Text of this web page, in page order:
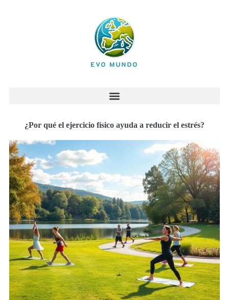
¿Por qué el ejercicio físico ayuda a reducir el estrés?